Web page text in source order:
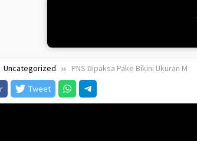
Uncategorized
PNS Dipaksa Pake Bikini Ukuran M
Tweet